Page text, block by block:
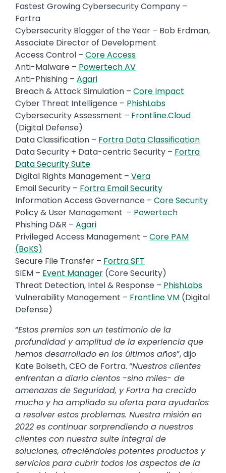
Fastest Growing Cybersecurity Company –
Fortra
Cybersecurity Blogger of the Year – Bob Erdman,
Associate Director of Development
Access Control – Core Access
Anti-Malware – Powertech AV
Anti-Phishing – Agari
Breach & Attack Simulation – Core Impact
Cyber Threat Intelligence – PhishLabs
Cybersecurity Assessment – Frontline.Cloud
(Digital Defense)
Data Classification – Fortra Data Classification
Data Security + Data-centric Security – Fortra
Data Security Suite
Digital Rights Management – Vera
Email Security – Fortra Email Security
Information Access Governance – Core Security
Policy & User Management – Powertech
Phishing D&R – Agari
Privileged Access Management – Core PAM
(BoKS)
Secure File Transfer – Fortra SFT
SIEM – Event Manager (Core Security)
Threat Detection, Intel & Response – PhishLabs
Vulnerability Management – Frontline VM (Digital
Defense)
“Estos premios son un testimonio de la
profundidad y amplitud de la experiencia que
hemos desarrollado en los últimos años”, dijo
Kate Bolseth, CEO de Fortra. “Nuestros clientes
enfrentan a diario cientos -sino miles- de
amenazas de Seguridad, y Fortra ha crecido
mucho y ha ampliado su oferta para ayudarlos
a resolver estos problemas. Nuestra misión en
2022 es continuar sorprendiendo a nuestros
clientes con nuestra suite integral de
soluciones, ofreciéndoles potentes productos y
servicios para cubrir todos los aspectos de la